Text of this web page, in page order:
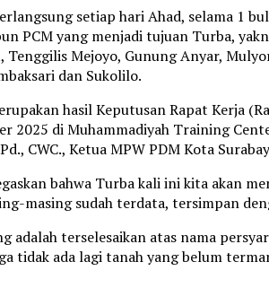
setiap hari Ahad, selama 1
PCM yang menjadi tujuan Turba,
Tenggilis Mejoyo, Gunung Anyar,
dan Sukolilo.
hasil Keputusan Rapat Kerja
2025 di Muhammadiyah Training
CWC., Ketua MPW PDM Kota
bahwa Turba kali ini kita akan
masing sudah terdata, tersimpan
adalah terselesaikan atas nama
tidak ada lagi tanah yang belum